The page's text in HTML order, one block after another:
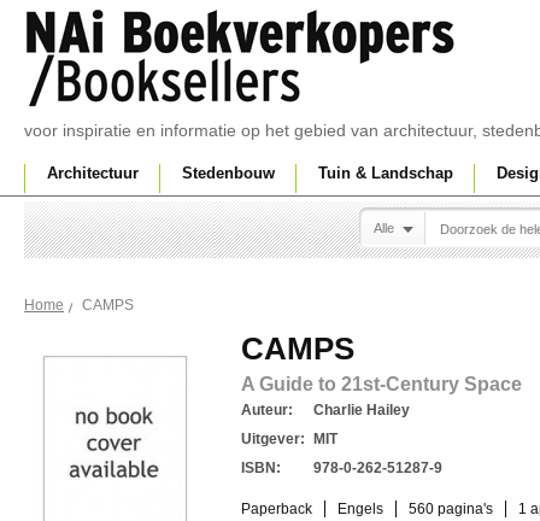
voor inspiratie en informatie op het gebied van architectuur,
Architectuur Stedenbouw Tuin & Landschap
Alle
Home CAMPS
CAMPS
A Guide to 21st-Century Space
Auteur:
Charlie Hailey
Uitgever:
MIT
ISBN:
978-0-262-51287-9
Paperback Engels 560 pagina's 1